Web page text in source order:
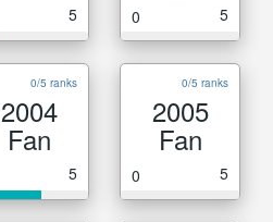
5 0 5
0/5 ranks
2004
Fan
5
0/5 ranks
2005
Fan
0 5